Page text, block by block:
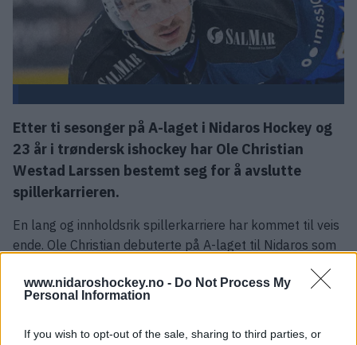
www.nidaroshockey.no - Do Not Process My
Personal Information
If you wish to opt-out of the sale, sharing to third parties, or
Etter ti sesonger på A-laget i Nidaros Hockey og
23 år i trøndersk ishockey har Ole Christian
Westad Larssen bestemt seg for å avslutte
spillerkarrieren.
En lang og innholdsrik spillerkarriere har kommet til veis
ende. Ole Christian debuterte på A-laget til Nidaros som
viktig del av klubbens utvikling.
Nidaros-drakten og mer enn to tiår med ishockey i